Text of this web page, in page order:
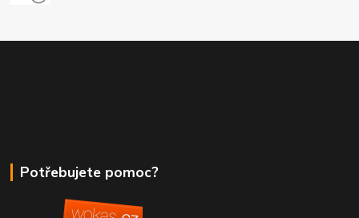
Potřebujete pomoc?